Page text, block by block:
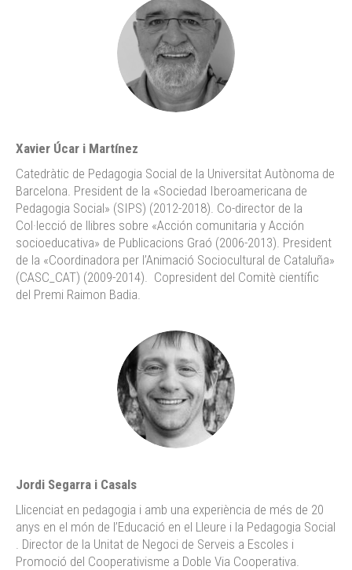
Xavier Úcar i Martínez
Catedràtic de Pedagogia Social de la Universitat Autònoma de
Barcelona. President de la «Sociedad Iberoamericana de
Pedagogia Social» (SIPS) (2012-2018). Co-director de la
Col·lecció de llibres sobre «Acción comunitaria y Acción
socioeducativa» de Publicacions Graó (2006-2013). President
de la «Coordinadora per l’Animació Sociocultural de Cataluña»
(CASC_CAT) (2009-2014). Copresident del Comitè científic
del Premi Raimon Badia.
Jordi Segarra i Casals
Llicenciat en pedagogia i amb una experiència de més de 20
anys en el món de l’Educació en el Lleure i la Pedagogia Social
. Director de la Unitat de Negoci de Serveis a Escoles i
Promoció del Cooperativisme a Doble Via Cooperativa.